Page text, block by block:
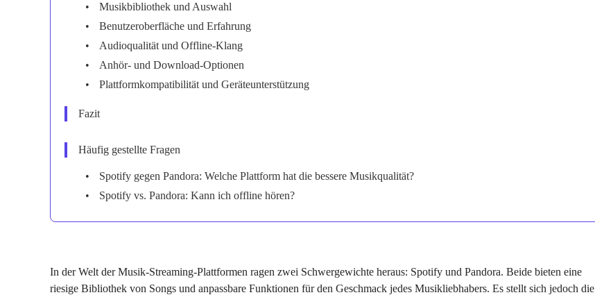
Musikbibliothek und Auswahl
Benutzeroberfläche und Erfahrung
Audioqualität und Offline-Klang
Anhör- und Download-Optionen
Plattformkompatibilität und Geräteunterstützung
Fazit
Häufig gestellte Fragen
Spotify gegen Pandora: Welche Plattform hat die bessere Musikqualität?
Spotify vs. Pandora: Kann ich offline hören?
In der Welt der Musik-Streaming-Plattformen ragen zwei Schwergewichte heraus: Spotify und Pandora. Beide bieten eine
riesige Bibliothek von Songs und anpassbare Funktionen für den Geschmack jedes Musikliebhabers. Es stellt sich jedoch die